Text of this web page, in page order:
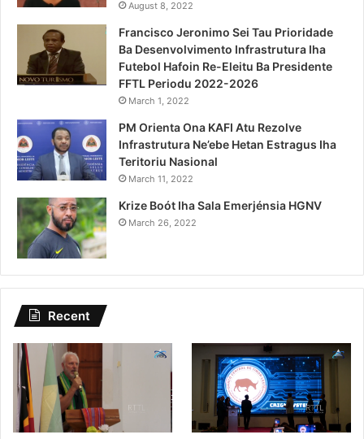
August 8, 2022
Francisco Jeronimo Sei Tau Prioridade
Ba Desenvolvimento Infrastrutura Iha
Futebol Hafoin Re-Eleitu Ba Presidente
FFTL Periodu 2022-2026
March 1, 2022
PM Orienta Ona KAFI Atu Rezolve
Infrastrutura Ne’ebe Hetan Estragus Iha
Teritoriu Nasional
March 11, 2022
Krize Boót Iha Sala Emerjénsia HGNV
March 26, 2022
Recent